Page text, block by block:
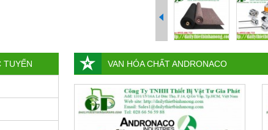
TUYẾN VAN HÓA CHẤT ANDRONACO